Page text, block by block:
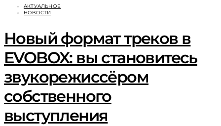
АКТУАЛЬНОЕ
НОВОСТИ
Новый формат треков в
EVOBOX: вы становитесь
звукорежиссёром
собственного
выступления